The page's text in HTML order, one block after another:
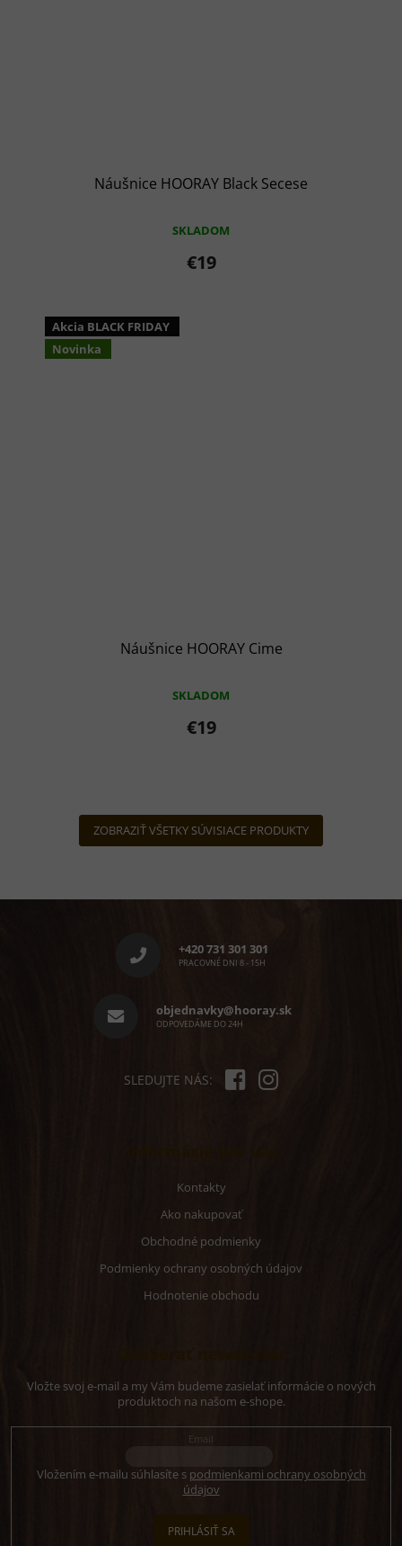
Náušnice HOORAY Black Secese
SKLADOM
€19
Akcia BLACK FRIDAY
Novinka
Náušnice HOORAY Cime
SKLADOM
€19
ZOBRAZIŤ VŠETKY SÚVISIACE PRODUKTY
Z
+420 731 301 301
PRACOVNÉ DNI 8 - 15H
objednavky@hooray.sk
ODPOVEDÁME DO 24H
SLEDUJTE NÁS:
Kontakty
Ako nakupovať
Obchodné podmienky
Podmienky ochrany osobných údajov
Hodnotenie obchodu
Vložte svoj e-mail a my Vám budeme zasielať informácie o nových
produktoch na našom e-shope.
Email
Vložením e-mailu súhlasíte s podmienkami ochrany osobných
údajov
PRIHLÁSIŤ SA